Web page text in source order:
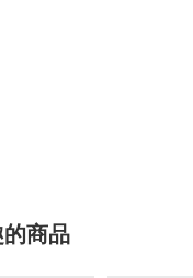
商品